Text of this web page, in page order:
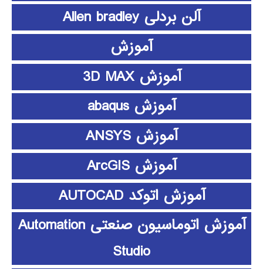
آلن بردلی Allen bradley
آموزش
آموزش 3D MAX
آموزش abaqus
آموزش ANSYS
آموزش ArcGIS
آموزش اتوکد AUTOCAD
آموزش اتوماسیون صنعتی Automation
Studio